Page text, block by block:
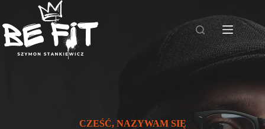
treści
CZEŚĆ, NAZYWAM SIĘ